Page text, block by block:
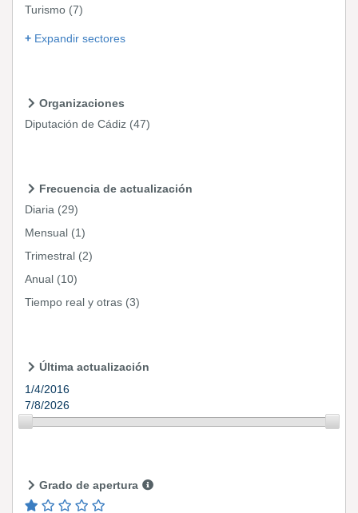
Turismo (7)
Expandir sectores
Organizaciones
Diputación de Cádiz (47)
Frecuencia de actualización
Diaria (29)
Mensual (1)
Trimestral (2)
Anual (10)
Tiempo real y otras (3)
Última actualización
1/4/2016
7/8/2026
Grado de apertura